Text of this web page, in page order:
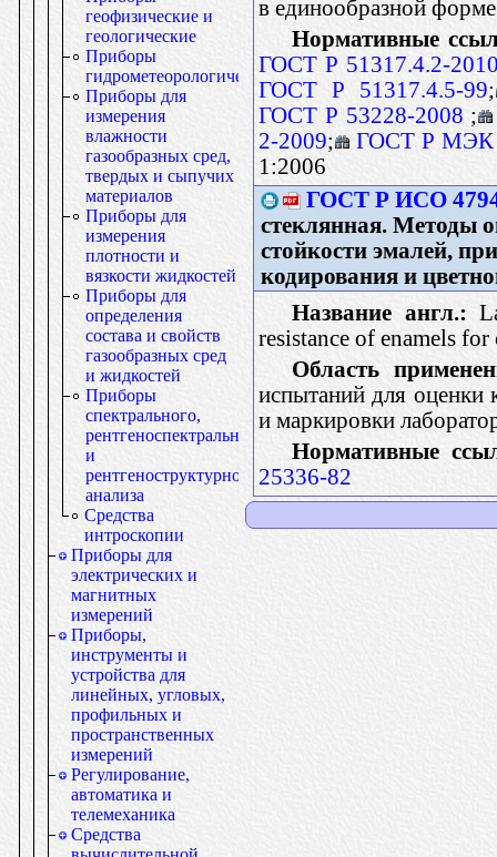
геофизические и
геологические
Приборы
гидрометеорологические
Приборы для
измерения
влажности
газообразных сред,
твердых и сыпучих
материалов
Приборы для
измерения
плотности и
вязкости жидкостей
Приборы для
определения
состава и свойств
газообразных сред
и жидкостей
Приборы
спектрального,
рентгеноспектрального
и
рентгеноструктурного
анализа
Средства
интроскопии
Приборы для
электрических и
магнитных
измерений
Приборы,
инструменты и
устройства для
линейных, угловых,
профильных и
пространственных
измерений
Регулирование,
автоматика и
телемеханика
Средства
в единообразной
Нормативные
ГОСТ Р 51317.4.2-
ГОСТ Р 51317.4.5-99;
ГОСТ Р 53228-2008 ;
2-2009;
ГОСТ Р МЭК
1:2006
ГОСТ Р ИСО
стеклянная. Методы
стойкости эмалей,
кодирования и
Название англ.:
resistance of enamels
Область
испытаний для оценки
и маркировки
Нормативные
25336-82